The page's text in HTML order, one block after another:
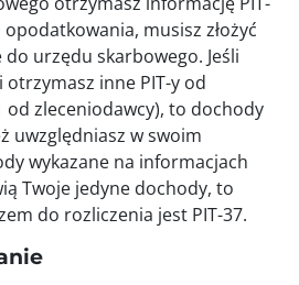
musisz złożyć
urzędu skarbowego. Jeśli
inne PIT-y od
od zleceniodawcy), to dochody
uwzględniasz w swoim
wykazane na informacjach
Twoje jedyne dochody, to
do rozliczenia jest PIT-37.